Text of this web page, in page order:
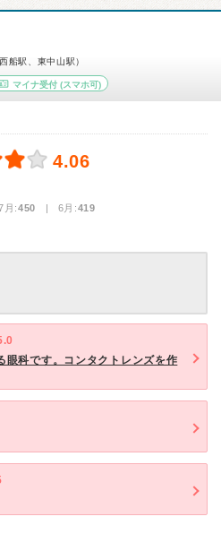
船駅、東中山駅）
マイナ受付 (スマホ可)
4.06
月:450 | 6月:419
眼科です。コンタクトレンズを作